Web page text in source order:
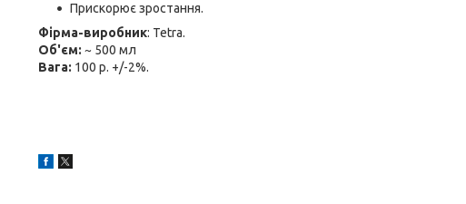
Прискорює зростання.
Фірма-виробник: Tetra.
Об'єм: ~ 500 мл
Вага: 100 р. +/-2%.